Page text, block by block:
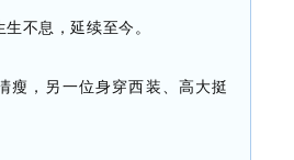
不息，延续至今。
瘦，另一位身穿西装、高大挺